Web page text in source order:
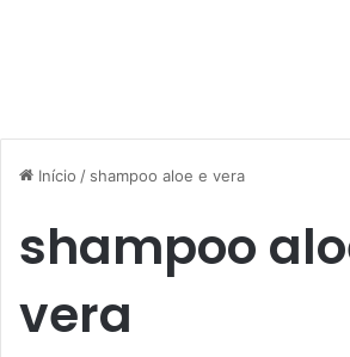
Início / shampoo aloe e vera
shampoo
vera